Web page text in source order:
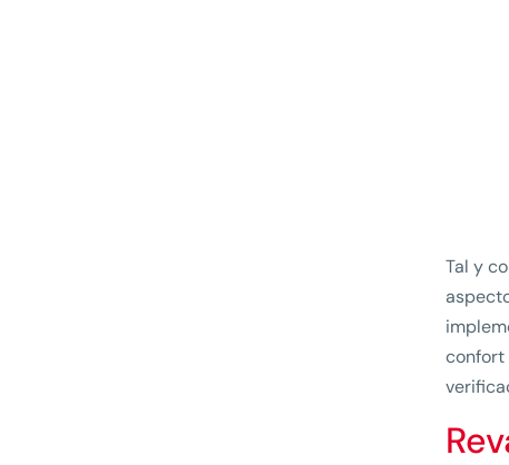
Tal y
confort